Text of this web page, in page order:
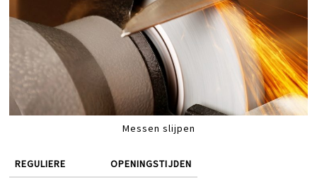
Messen slijpen
REGULIERE OPENINGSTIJDEN